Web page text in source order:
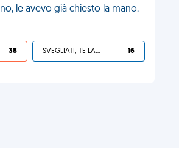
le avevo già chiesto la mano.
38 SVEGLIATI, TE LA SEI CERCATA! 16